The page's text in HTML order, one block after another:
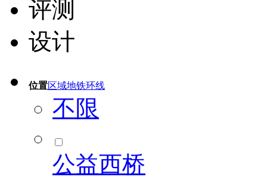
评测
设计
位置区域地铁环线
不限
公益西桥